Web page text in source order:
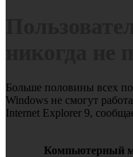
Больше половины всех
Windows не смогут
Internet Explorer 9,
Компьютерный